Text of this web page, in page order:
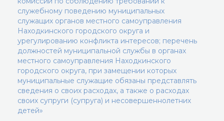
служебному поведению муниципальных
служащих органов местного самоуправления
Находкинского городского округа и
урегулированию конфликта интересов; перечень
должностей муниципальной службы в органах
местного самоуправления Находкинского
городского округа, при замещении которых
муниципальные служащие обязаны представлять
сведения о своих расходах, а также о расходах
своих супруги (супруга) и несовершеннолетних
детей»